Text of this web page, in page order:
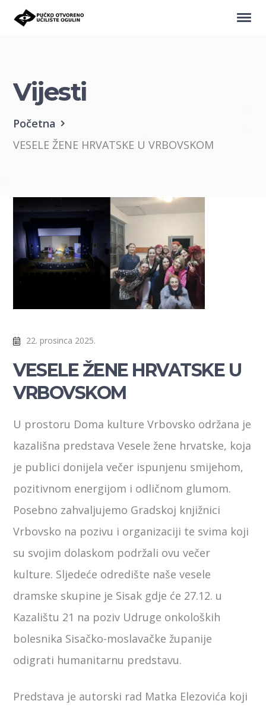
Vijesti
Početna
VESELE ŽENE HRVATSKE U VRBOVSKOM
22. prosinca 2025.
VESELE ŽENE HRVATSKE U
VRBOVSKOM
U prostoru Doma kulture Vrbovsko održana je
kazališna predstava Vesele žene hrvatske, koja
je publici donijela večer ispunjenu smijehom,
pozitivnom energijom i odličnom glumom.
Posebno zahvaljujemo Gradskoj knjižnici
Vrbovsko na pozivu i organizaciji te svima koji
su svojim dolaskom podržali ovu večer
kulture. Sljedeće odredište naše vesele
dramske skupine je Sisak gdje će 27.12. u
Kazalištu 21 na poziv Udruge onkoloških
bolesnika Sisačko-moslavačke županije
odigrati humanitarnu predstavu.
Predstava je autorski rad Matka Elezovića koji